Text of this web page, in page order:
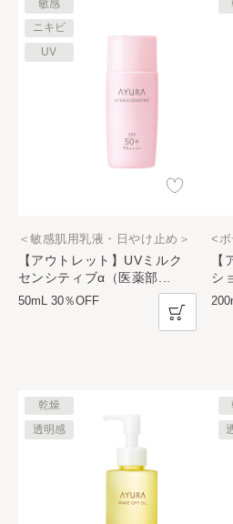
【アウトレット】UVミルク
センシティブα（医薬部
敏感
ニキビ
UV
＜敏感肌用乳液・日やけ止め＞
50mL 30％OFF
シ
<
乾燥
透明感